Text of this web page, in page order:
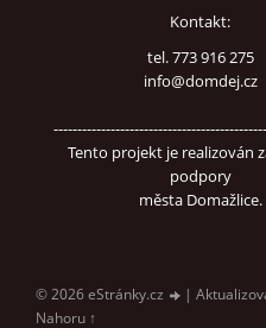
Kontakt:
tel. 773 916 275
info@domdej.cz
Tento projekt je realizován
podpory
města Domažlice.
© 2026 eStránky.cz |
Nahoru ↑